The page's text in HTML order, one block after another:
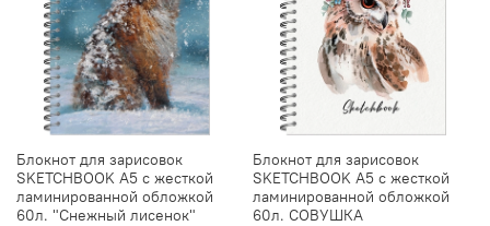
Блокнот для зарисовок
SKETCHBOOK А5 с жесткой
ламинированной обложкой
60л. "Снежный лисенок"
Блокнот для зарисовок
SKETCHBOOK А5 с жесткой
ламинированной обложкой
60л. СОВУШКА